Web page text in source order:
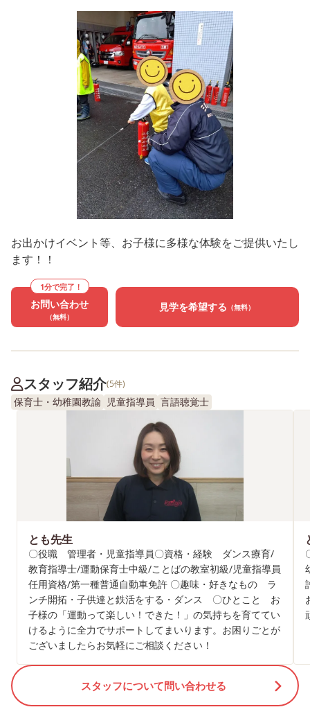
お出かけイベント等、お子様に多様な体験をご提供いたし
ます！！
1分で完了！
お問い合わせ
（無料）
見学を希望する （無料）
スタッフ紹介(5件)
保育士・幼稚園教諭 児童指導員 言語聴覚士
とも先生
〇役職 管理者・児童指導員〇資格・経験 ダンス療育/
教育指導士/運動保育士中級/ことばの教室初級/児童指導員
任用資格/第一種普通自動車免許 〇趣味・好きなもの ラ
ンチ開拓・子供達と鉄活をする・ダンス 〇ひとこと お
子様の「運動って楽しい！できた！」の気持ちを育ててい
けるように全力でサポートしてまいります。お困りごとが
ございましたらお気軽にご相談ください！
スタッフについて問い合わせる